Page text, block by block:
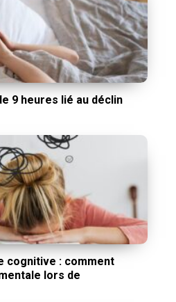
9 heures lié au déclin
cognitive : comment
lors de